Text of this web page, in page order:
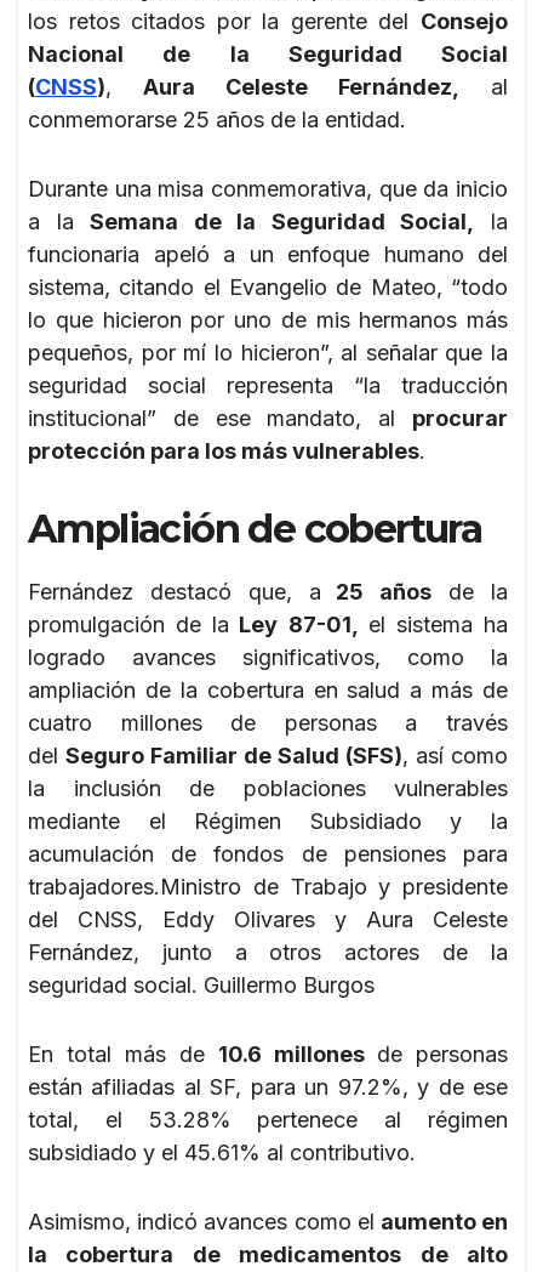
los retos citados por la gerente del Consejo
Nacional de la Seguridad Social
(CNSS), Aura Celeste Fernández,
al
conmemorarse 25 años de la entidad.
Durante una misa conmemorativa, que da inicio
a laSemana de la Seguridad Social,
la
funcionaria apeló a un enfoque humano del
sistema, citando el Evangelio de Mateo, “todo
lo que hicieron por uno de mis hermanos más
pequeños, por mí lo hicieron”, al señalar que la
seguridad social representa “la traducción
institucional” de ese mandato, al procurar
protección para los más vulnerables.
Ampliación de cobertura
Fernández destacó que, a 25 años de la
promulgación de la Ley 87-01, el sistema ha
logrado avances significativos, como la
ampliación de la cobertura en salud a más de
cuatro millones de personas a través
del Seguro Familiar de Salud (SFS), así como
la inclusión de poblaciones vulnerables
mediante el Régimen Subsidiado y la
acumulación de fondos de pensiones para
trabajadores.Ministro de Trabajo y presidente
del CNSS, Eddy Olivares y Aura Celeste
Fernández, junto a otros actores de la
seguridad social. Guillermo Burgos
En total más de 10.6 millones de personas
están afiliadas al SF, para un 97.2%, y de ese
total, el 53.28% pertenece al régimen
subsidiado y el 45.61% al contributivo.
Asimismo, indicó avances como el aumento en
la cobertura de medicamentos de alto